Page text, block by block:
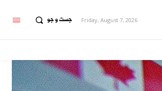
جست و جو Friday, August 7, 2026